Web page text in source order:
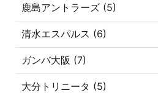
鹿島アントラーズ (5)
清水エスパルス (6)
ガンバ大阪 (7)
大分トリニータ (5)